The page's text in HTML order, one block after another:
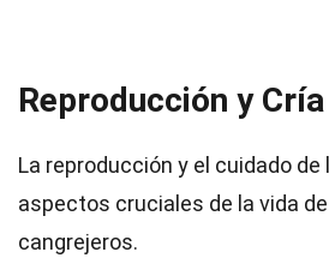
Reproducción y Cría
La reproducción y el cuidado de
aspectos cruciales de la vida
cangrejeros.